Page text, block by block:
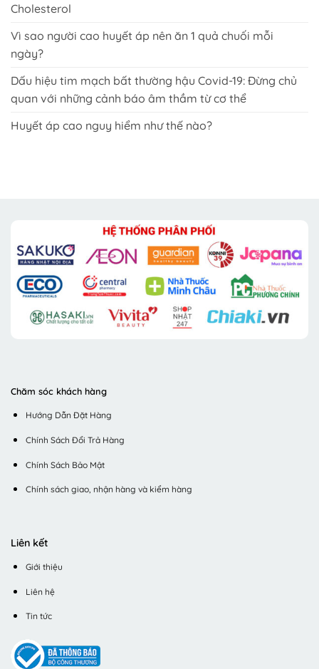
Cholesterol
Vì sao người cao huyết áp nên ăn 1 quả chuối mỗi
ngày?
Dấu hiệu tim mạch bất thường hậu Covid-19: Đừng chủ
quan với những cảnh báo âm thầm từ cơ thể
Huyết áp cao nguy hiểm như thế nào?
Chăm sóc khách hàng
Hướng Dẫn Đặt Hàng
Chính Sách Đổi Trả Hàng
Chính Sách Bảo Mật
Chính sách giao, nhận hàng và kiểm hàng
Liên kết
Giới thiệu
Liên hệ
Tin tức